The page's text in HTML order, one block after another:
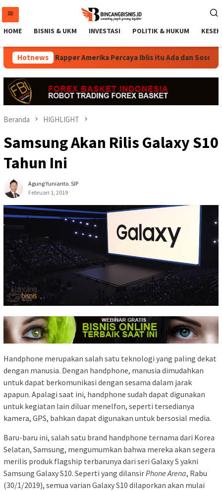
konten
HOME BISNIS & UKM INVESTASI POLITIK & HUKUM
Hotnews
Dogg, Rapper Amerika Percaya Iblis itu Ada dan Sosoknya
Beranda HIGHLIGHT
Samsung Akan Rilis Galaxy S10
Tahun Ini
Agung Yunianto. SIP
Februari 1, 2019
Handphone merupakan salah satu teknologi yang paling dekat
dengan manusia. Dengan handphone, manusia dimudahkan
untuk dapat berkomunikasi dengan sesama dalam jarak
apapun. Apalagi saat ini, handphone sudah dapat digunakan
untuk kegiatan lain diluar menelfon, seperti tersedianya
kamera, GPS, bahkan dapat digunakan untuk bersosial media.
Baru-baru ini, salah satu brand handphone ternama dari Korea
Selatan, Samsung, mengumumkan bahwa mereka akan segera
merilis produk flagship terbarunya dari seri Galaxy S yakni
Samsung Galaxy S10. Seperti yang dilansirPhone Arena, Rabu
(30/1/2019), semua varian Galaxy S10 dilaporkan akan mulai